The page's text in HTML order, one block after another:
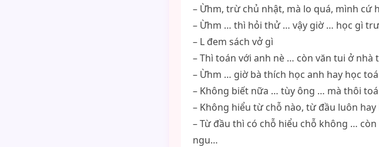
– Ừhm, trừ chủ nhật, mà lo quá, mình cứ
– Ừhm … thì hỏi thử … vậy giờ … học gì
– L đem sách vở gì
– Thì toán với anh nè … còn văn tui ở nhà
– Ừhm … giờ bà thích học anh hay học
– Không biết nữa … tùy ông … mà thôi
– Không hiểu từ chỗ nào, từ đầu luôn hay
– Từ đầu thì có chỗ hiểu chỗ không …
ngu…